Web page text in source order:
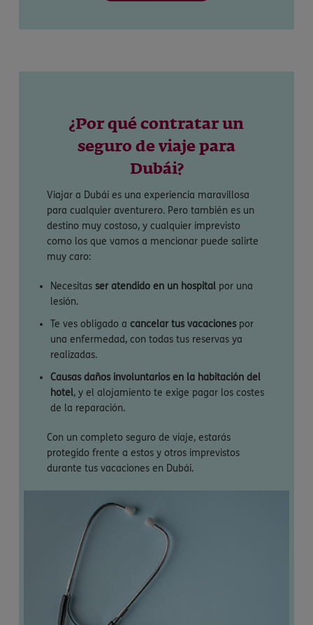
¿Por qué contratar un
seguro de viaje para
Dubái?
Viajar a Dubái es una experiencia maravillosa
para cualquier aventurero. Pero también es un
destino muy costoso, y cualquier imprevisto
como los que vamos a mencionar puede salirte
muy caro:
Necesitas ser atendido en un hospitalpor una
lesión.
Te ves obligado a cancelar tus vacacionespor
una enfermedad, con todas tus reservas ya
realizadas.
Causas daños involuntarios en la habitación del
hotel, y el alojamiento te exige pagar los costes
de la reparación.
Con un completo seguro de viaje, estarás
protegido frente a estos y otros imprevistos
durante tus vacaciones en Dubái.